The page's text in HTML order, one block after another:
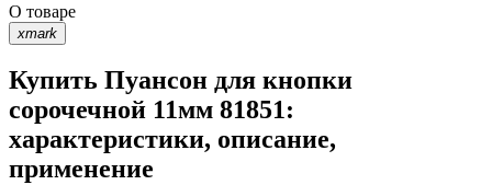
О товаре
xmark
Купить Пуансон для кнопки
сорочечной 11мм 81851:
характеристики, описание,
применение